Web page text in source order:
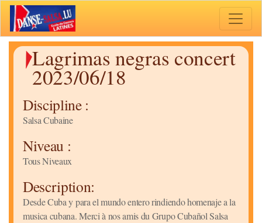
Lagrimas negras concert
2023/06/18
Discipline :
Salsa Cubaine
Niveau :
Tous Niveaux
Description:
Desde Cuba y para el mundo entero rindiendo homenaje a la
musica cubana. Merci à nos amis du Grupo Cubañol Salsa